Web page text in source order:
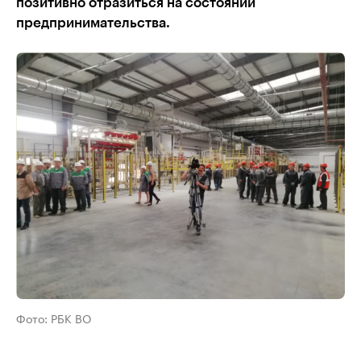
позитивно отразиться на состоянии
предпринимательства.
Фото: РБК ВО